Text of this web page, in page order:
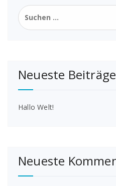
Suchen
nach:
Neueste Beiträge
Hallo Welt!
Neueste